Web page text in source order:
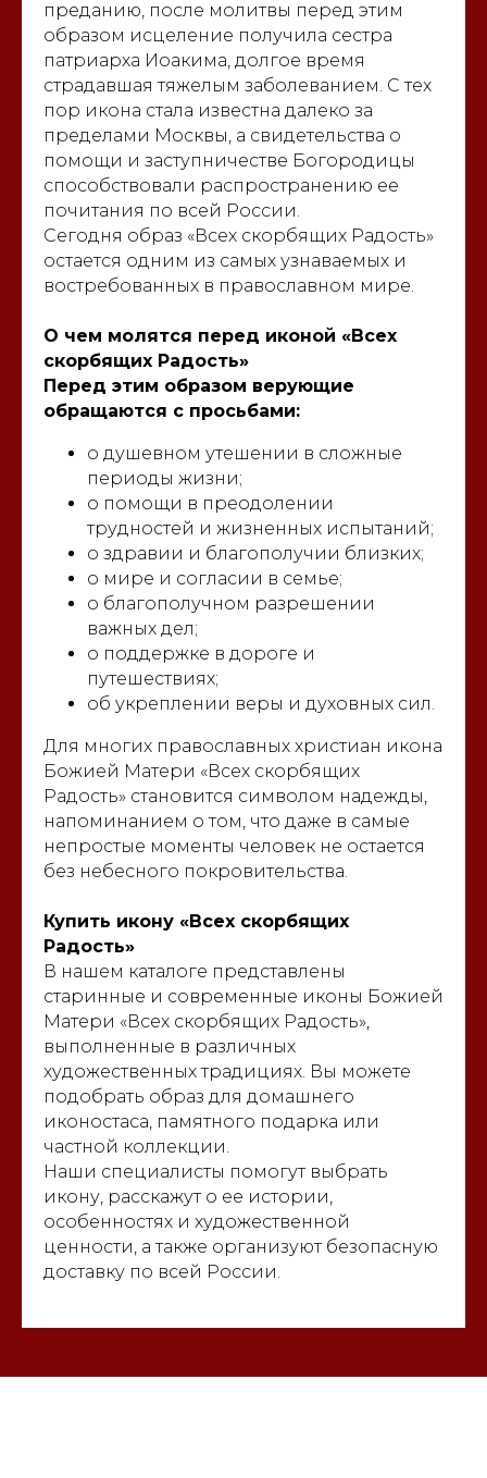
преданию, после молитвы перед этим
образом исцеление получила сестра
патриарха Иоакима, долгое время
страдавшая тяжелым заболеванием. С тех
пор икона стала известна далеко за
пределами Москвы, а свидетельства о
помощи и заступничестве Богородицы
способствовали распространению ее
почитания по всей России.
Сегодня образ «Всех скорбящих Радость»
остается одним из самых узнаваемых и
востребованных в православном мире.
О чем молятся перед иконой «Всех
скорбящих Радость»
Перед этим образом верующие
обращаются с просьбами:
о душевном утешении в сложные
периоды жизни;
о помощи в преодолении
трудностей и жизненных испытаний;
о здравии и благополучии близких;
о мире и согласии в семье;
о благополучном разрешении
важных дел;
о поддержке в дороге и
путешествиях;
об укреплении веры и духовных сил.
Для многих православных христиан икона
Божией Матери «Всех скорбящих
Радость» становится символом надежды,
напоминанием о том, что даже в самые
непростые моменты человек не остается
без небесного покровительства.
Купить икону «Всех скорбящих
Радость»
В нашем каталоге представлены
старинные и современные иконы Божией
Матери «Всех скорбящих Радость»,
выполненные в различных
художественных традициях. Вы можете
подобрать образ для домашнего
иконостаса, памятного подарка или
частной коллекции.
Наши специалисты помогут выбрать
икону, расскажут о ее истории,
особенностях и художественной
ценности, а также организуют безопасную
доставку по всей России.